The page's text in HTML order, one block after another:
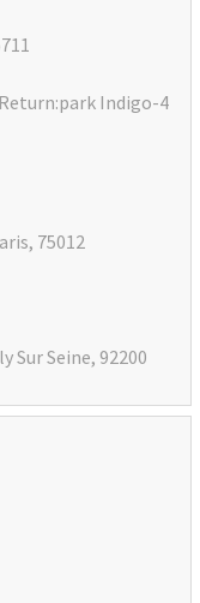
Indigo-4
75012
Sur Seine, 92200